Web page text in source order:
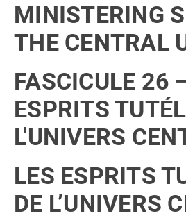
MINISTERING
THE CENTRAL
FASCICULE 26
ESPRITS
L'UNIVERS
LES ESPRITS
DE L’UNIVERS